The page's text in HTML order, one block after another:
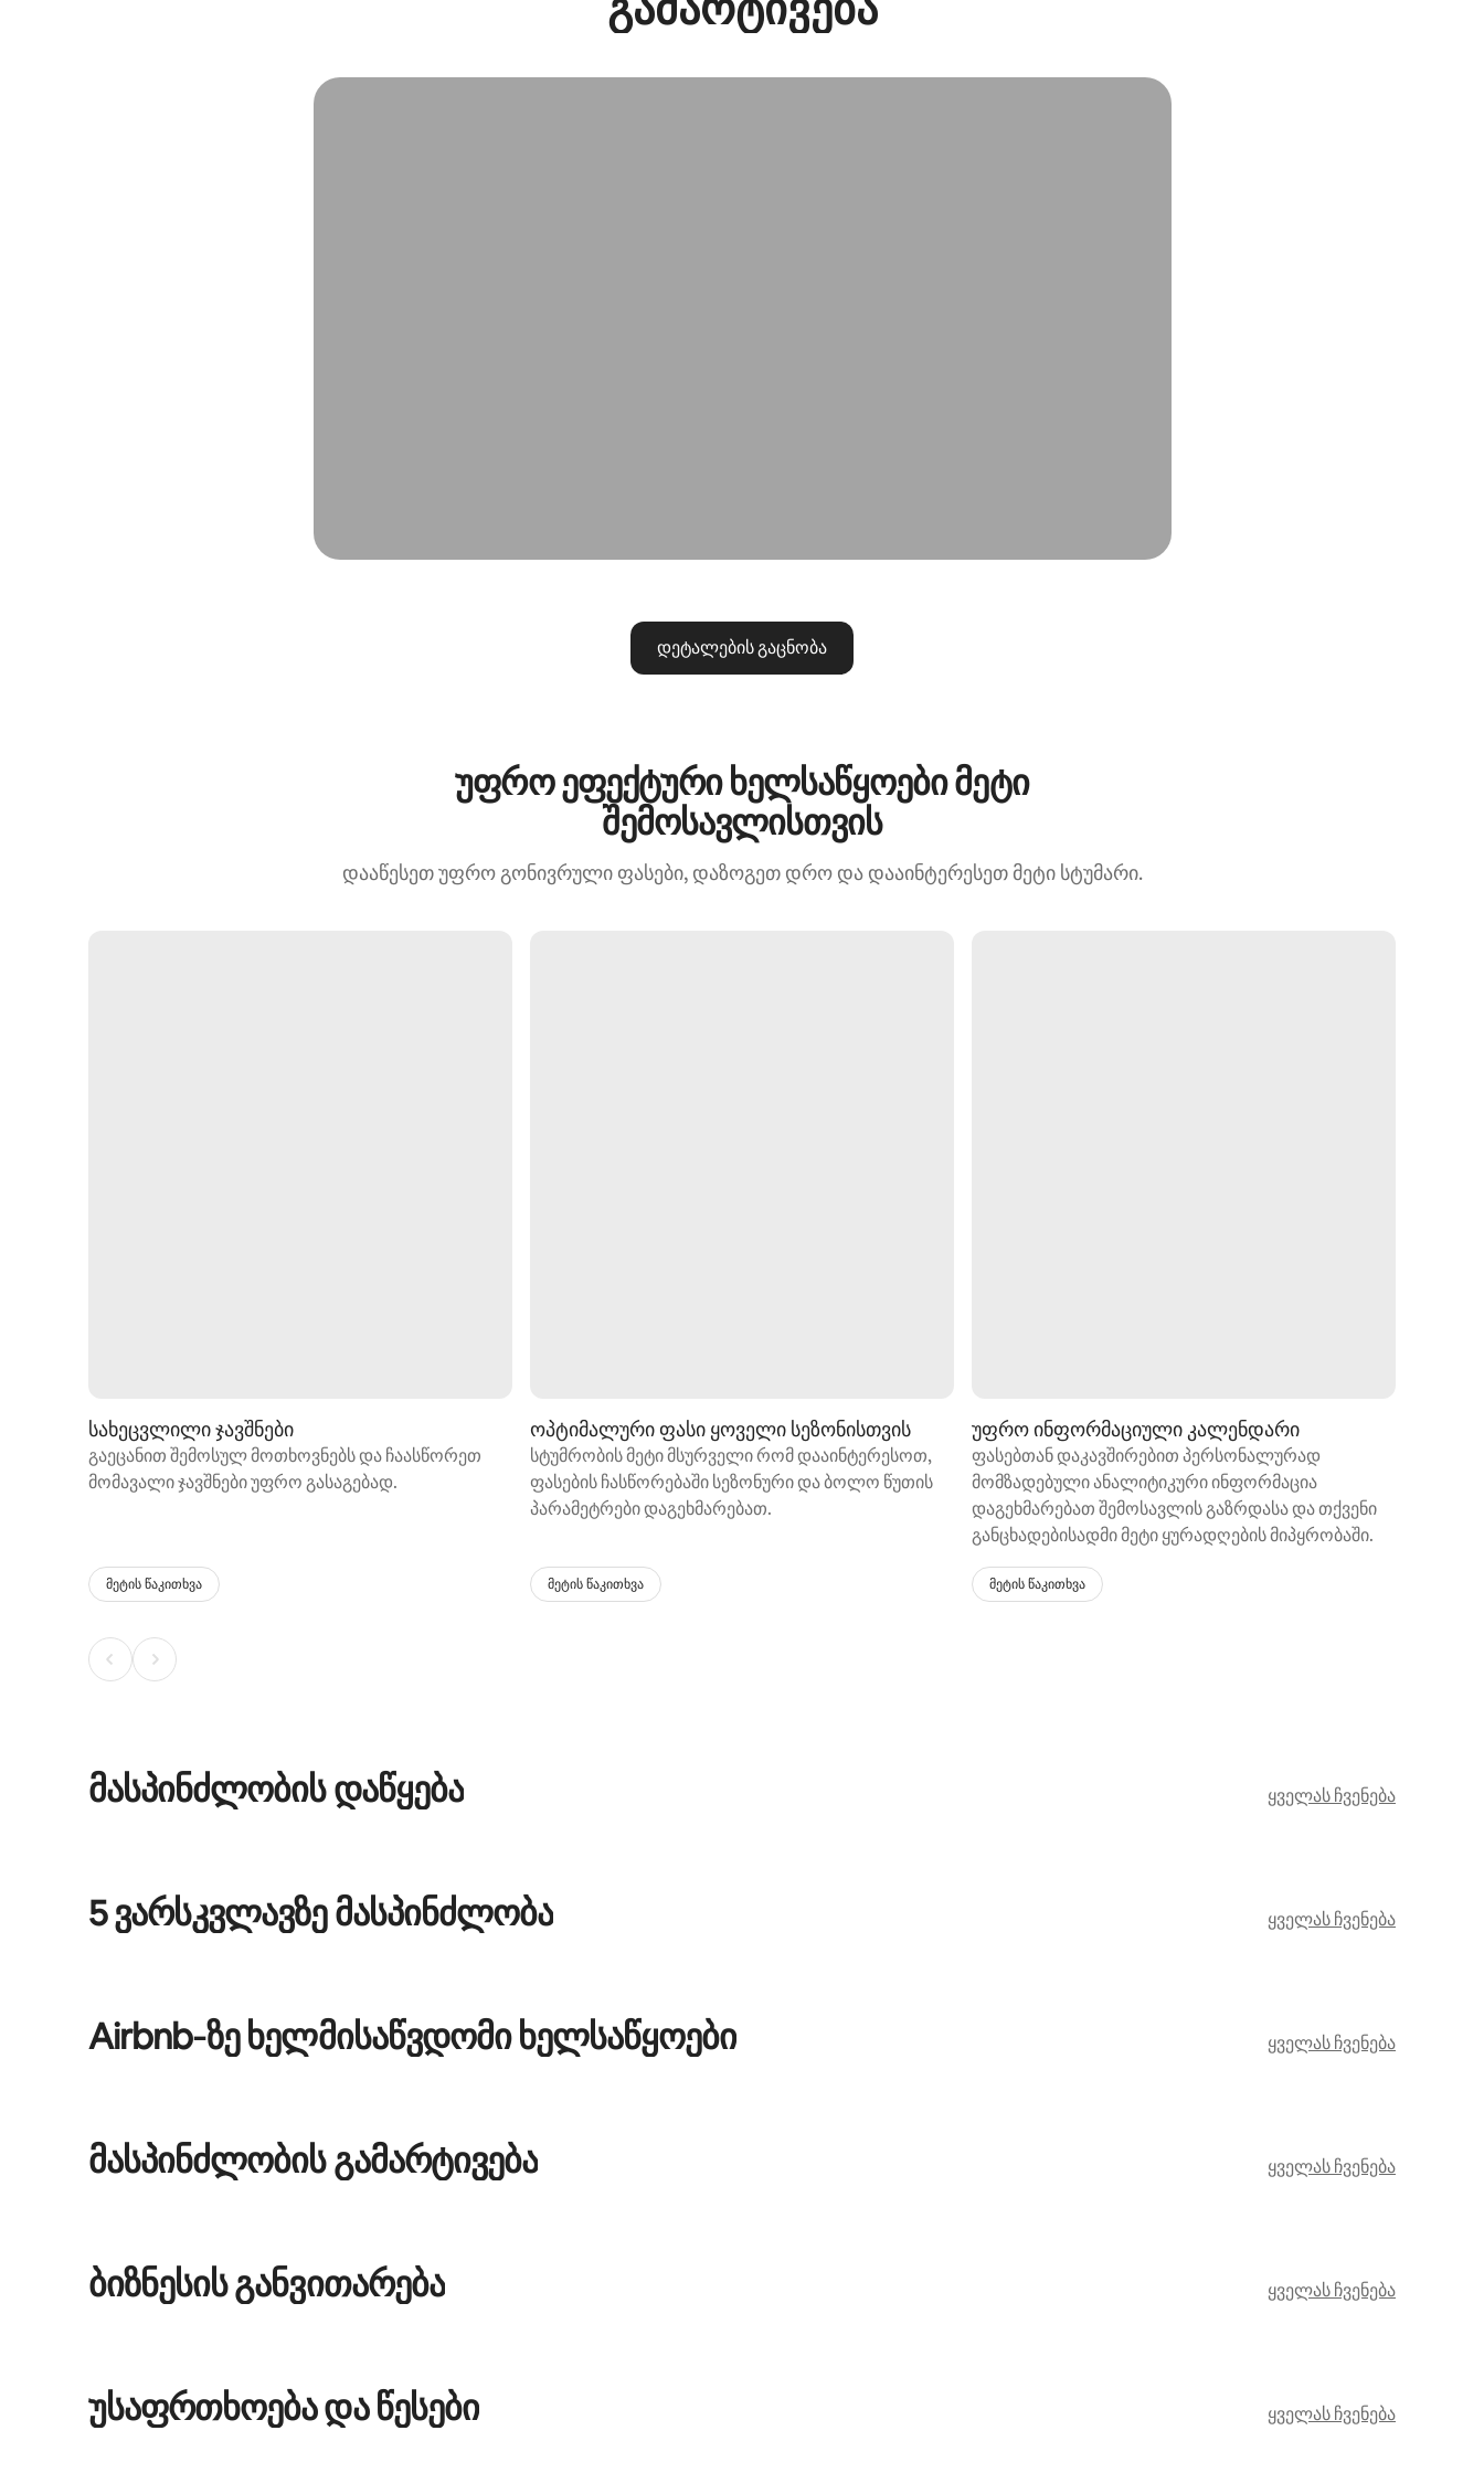
დეტალების გაცნობა
უფრო ეფექტური ხელსაწყოები მეტი
შემოსავლისთვის
დააწესეთ უფრო გონივრული ფასები, დაზოგეთ დრო და დააინტერესეთ მეტი სტუმარი.
სახეცვლილი ჯავშნები
გაეცანით შემოსულ მოთხოვნებს და ჩაასწორეთ
მომავალი ჯავშნები უფრო გასაგებად.
მეტის წაკითხვა
ოპტიმალური ფასი ყოველი სეზონისთვის
სტუმრობის მეტი მსურველი რომ დააინტერესოთ,
ფასების ჩასწორებაში სეზონური და ბოლო წუთის
პარამეტრები დაგეხმარებათ.
მეტის წაკითხვა
უფრო ინფორმაციული კალენდარი
ფასებთან დაკავშირებით პერსონალურად
მომზადებული ანალიტიკური ინფორმაცია
დაგეხმარებათ შემოსავლის გაზრდასა და თქვენი
განცხადებისადმი მეტი ყურადღების მიპყრობაში.
მეტის წაკითხვა
მასპინძლობის დაწყება ყველას ჩვენება
5 ვარსკვლავზე მასპინძლობა ყველას ჩვენება
Airbnb‑ზე ხელმისაწვდომი ხელსაწყოები ყველას ჩვენება
მასპინძლობის გამარტივება ყველას ჩვენება
ბიზნესის განვითარება ყველას ჩვენება
უსაფრთხოება და წესები ყველას ჩვენება